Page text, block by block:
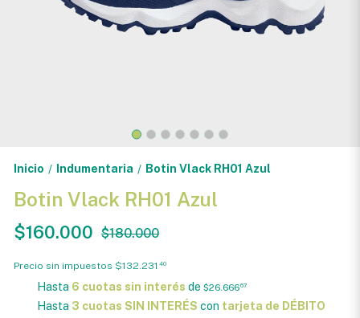
Inicio / Indumentaria / Botin Vlack RH01 Azul
Botin Vlack RH01 Azul
$160.000 $180.000
Precio sin impuestos $132.231 40
Hasta 6 cuotas sin interés de $26.66667
Hasta 3 cuotas SIN INTERÉS con tarjeta de DÉBITO